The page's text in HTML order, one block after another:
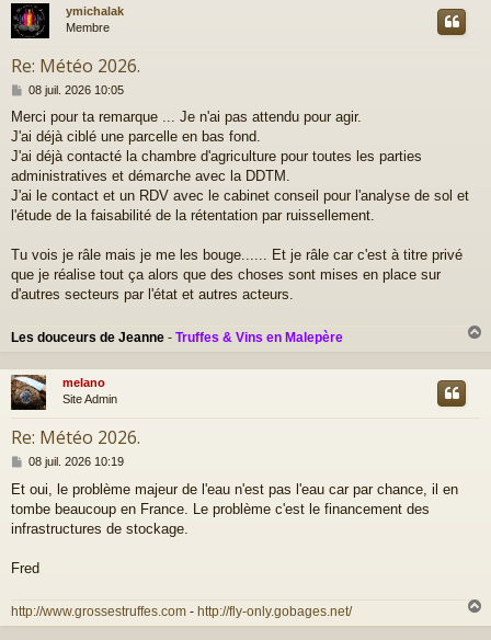
ymichalak
Membre
Re: Météo 2026.
M
s
s
a
g
e
08 juil. 2026 10:05
Merci pour ta remarque ... Je n'ai pas attendu pour agir.
J'ai déjà ciblé une parcelle en bas fond.
J'ai déjà contacté la chambre d'agriculture pour toutes les parties
administratives et démarche avec la DDTM.
J'ai le contact et un RDV avec le cabinet conseil pour l'analyse de sol et
l'étude de la faisabilité de la rétentation par ruissellement.
Tu vois je râle mais je me les bouge...... Et je râle car c'est à titre privé
que je réalise tout ça alors que des choses sont mises en place sur
d'autres secteurs par l'état et autres acteurs.
Les douceurs de Jeanne - Truffes & Vins en Malepère
u
melano
Site Admin
Re: Météo 2026.
M
s
s
a
08 juil. 2026 10:19
Et oui, le problème majeur de l'eau n'est pas l'eau car par chance, il en
tombe beaucoup en France. Le problème c'est le financement des
infrastructures de stockage.
Fred
http://www.grossestruffes.com - http://fly-only.gobages.net/
a